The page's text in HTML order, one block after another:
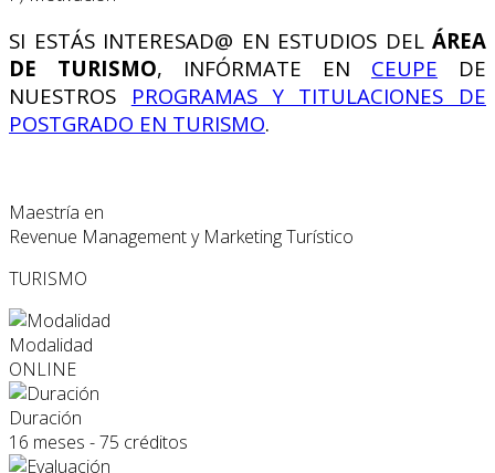
SI ESTÁS INTERESAD@ EN ESTUDIOS DELÁREA
DE TURISMO, INFÓRMATE EN CEUPE DE
NUESTROS PROGRAMAS Y TITULACIONES DE
POSTGRADO EN TURISMO.
Maestría en
Revenue Management y Marketing Turístico
TURISMO
Modalidad
ONLINE
Duración
16 meses - 75 créditos